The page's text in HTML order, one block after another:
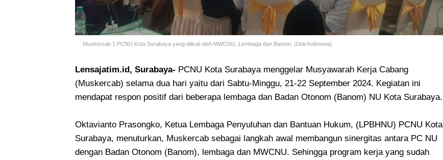
Muskercab 1 PCNU Kota Surabaya yang diikuti oleh MWCNU, Lembaga dan Banom. (Dok/Istimewa).
Lensajatim.id, Surabaya- PCNU Kota Surabaya menggelar Musyawarah Kerja Cabang
(Muskercab) selama dua hari yaitu dari Sabtu-Minggu, 21-22 September 2024. Kegiatan ini
mendapat respon positif dari beberapa lembaga dan Badan Otonom (Banom) NU Kota Surabaya.
Oktavianto Prasongko, Ketua Lembaga Penyuluhan dan Bantuan Hukum, (LPBHNU) PCNU Kota
Surabaya, menuturkan, Muskercab sebagai langkah awal membangun sinergitas antara PC NU
dengan Badan Otonom (Banom), lembaga dan MWCNU. Sehingga program kerja yang sudah